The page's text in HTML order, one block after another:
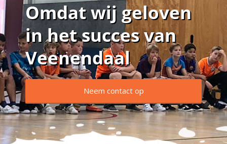
Omdat wij geloven
in het succes van
Veenendaal
Neem contact op